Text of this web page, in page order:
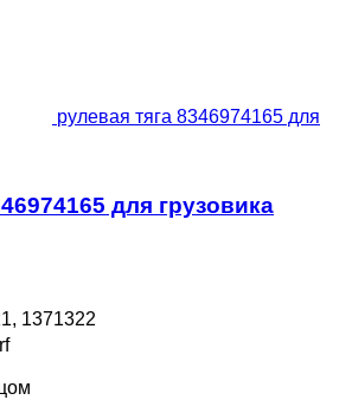
рулевая тяга 8346974165 для
для грузовика
1371322